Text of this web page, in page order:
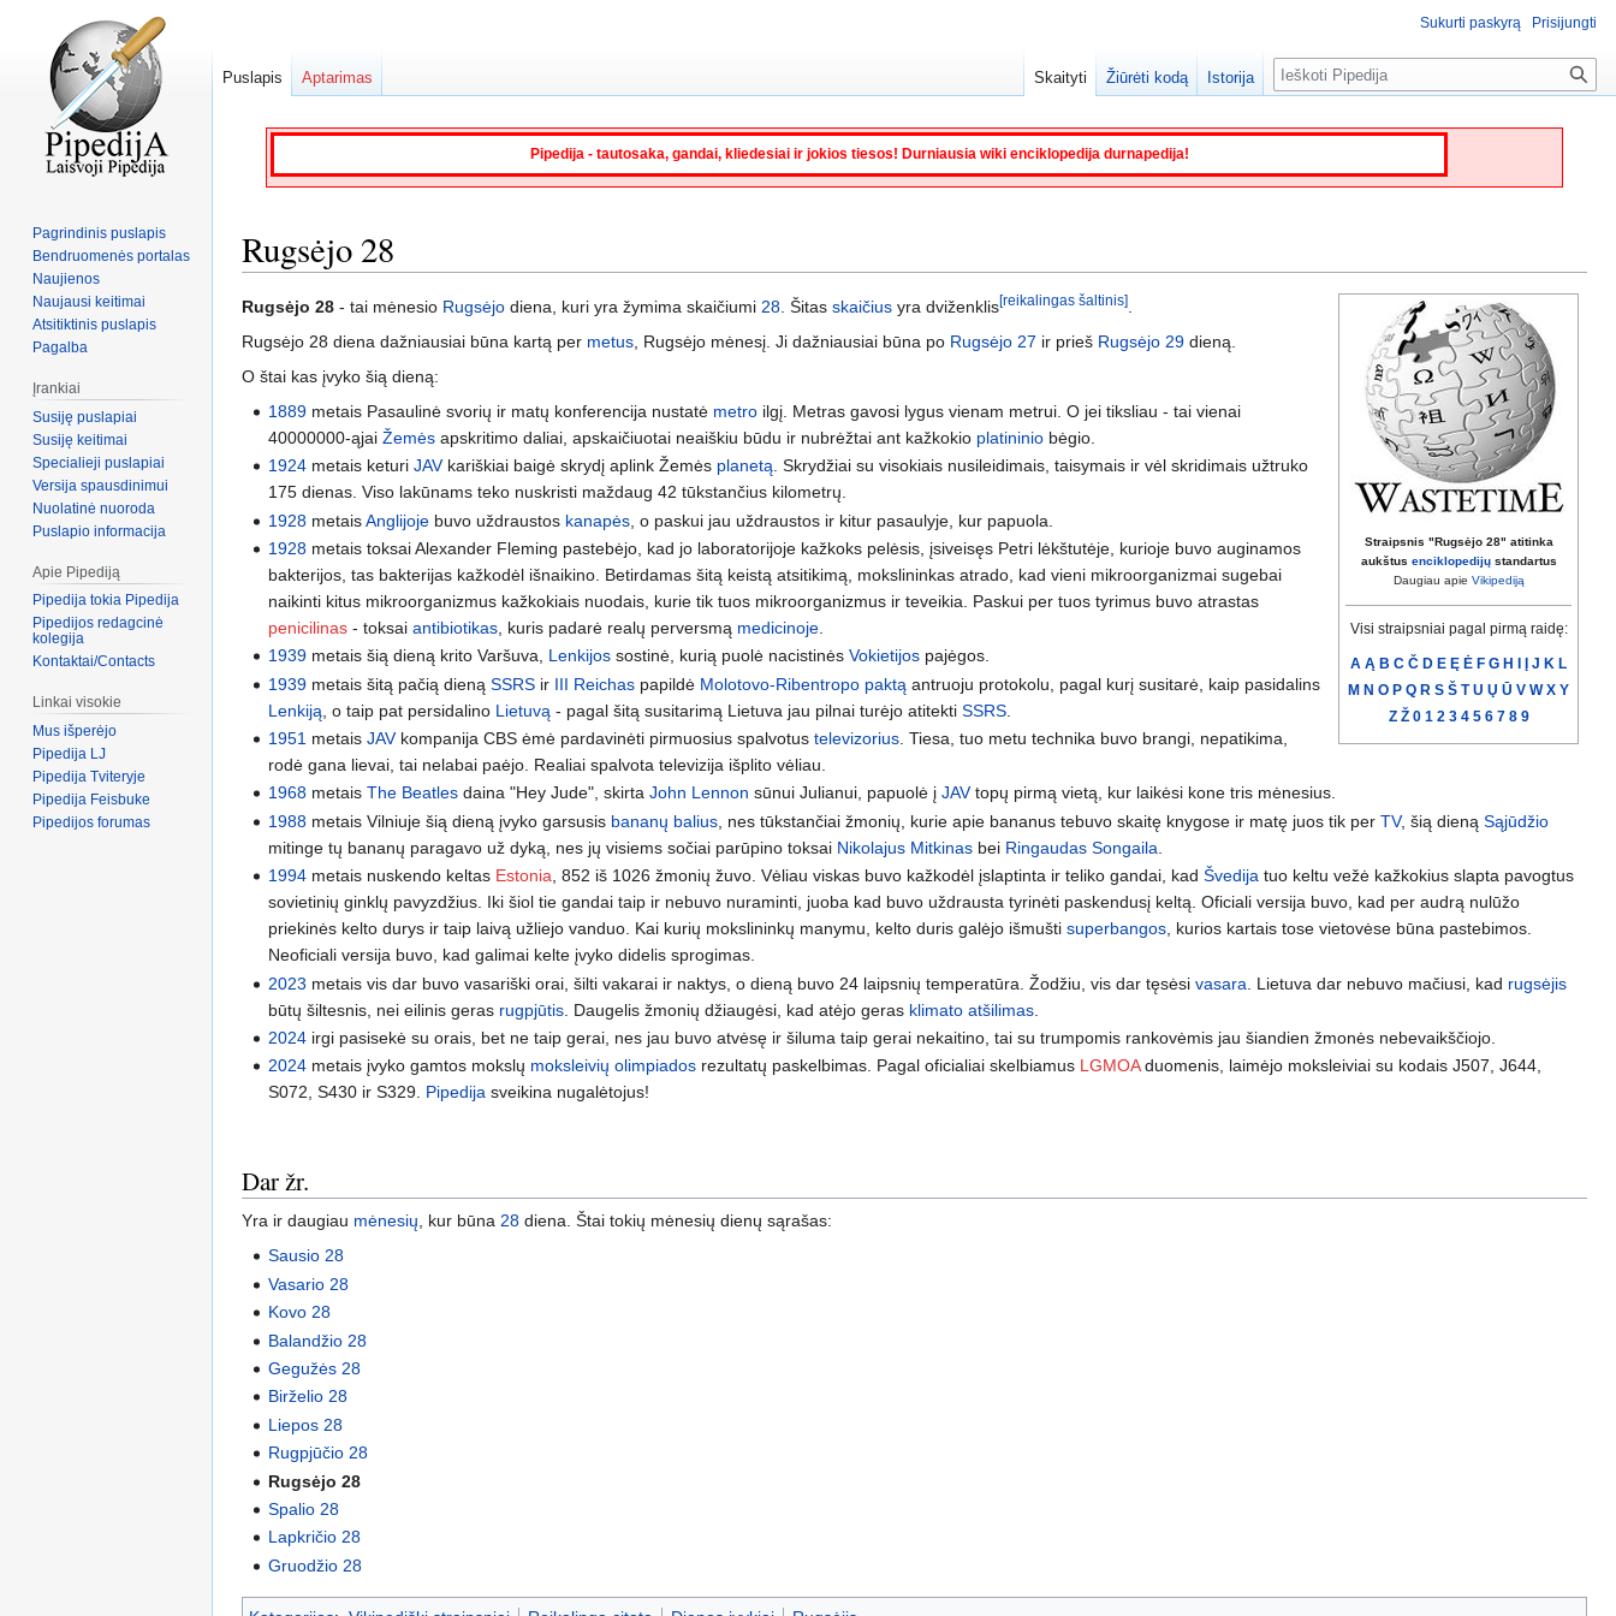
Pipedija - tautosaka, gandai, kliedesiai ir jokios tiesos! Durniausia wiki enciklopedija durnapedija!
Rugsėjo 28
Jump
to
Jump
to
Straipsnis "Rugsėjo 28" atitinka
aukštus enciklopedijųstandartus
Daugiau apie Vikipediją
Visi straipsniai pagal pirmą raidę:
A Ą B C Č D E Ę Ė F G H I Į J K L
M N O P Q R S Š T U Ų Ū V W X Y
Z Ž 0 1 2 3 4 5 6 7 8 9
Rugsėjo 28 - tai mėnesio Rugsėjo diena, kuri yra žymima skaičiumi 28 . Šitas skaičius yra dviženklis[reikalingas šaltinis]
Rugsėjo 28 diena dažniausiai būna kartą per metus , Rugsėjo mėnesį. Ji dažniausiai būna po Rugsėjo 27 ir prieš Rugsėjo 29 dieną.
O štai kas įvyko šią dieną:
1889 metais Pasaulinė svorių ir matų konferencija nustatė metro ilgį. Metras gavosi lygus vienam metrui. O jei tiksliau - tai vienai
40000000-ąjaiŽemės apskritimo daliai, apskaičiuotai neaiškiu būdu ir nubrėžtai ant kažkokio platininio bėgio.
1924 metais keturiJAVkariškiai baigė skrydį aplink Žemės planetą . Skrydžiai su visokiais nusileidimais, taisymais ir vėl skridimais užtruko
175 dienas. Viso lakūnams teko nuskristi maždaug 42 tūkstančius kilometrų.
1928 metaisAnglijoje buvo uždraustos kanapės , o paskui jau uždraustos ir kitur pasaulyje, kur papuola.
1928 metais toksai Alexander Fleming pastebėjo, kad jo laboratorijoje kažkoks pelėsis, įsiveisęs Petri lėkštutėje, kurioje buvo auginamos
bakterijos, tas bakterijas kažkodėl išnaikino. Betirdamas šitą keistą atsitikimą, mokslininkas atrado, kad vieni mikroorganizmai sugebai
naikinti kitus mikroorganizmus kažkokiais nuodais, kurie tik tuos mikroorganizmus ir teveikia. Paskui per tuos tyrimus buvo atrastas
penicilinas - toksaiantibiotikas , kuris padarė realų perversmą medicinoje
1939 metais šią dieną krito Varšuva, Lenkijos sostinė, kurią puolė nacistinėsVokietijos pajėgos.
1939 metais šitą pačią dienąSSRS ir III Reichas papildė Molotovo-Ribentropo paktą antruoju protokolu, pagal kurį susitarė, kaip pasidalins
Lenkiją , o taip pat persidalino Lietuvą - pagal šitą susitarimą Lietuva jau pilnai turėjo atitektiSSRS
1951 metaisJAVkompanija CBS ėmė pardavinėti pirmuosius spalvotustelevizorius . Tiesa, tuo metu technika buvo brangi, nepatikima,
rodė gana lievai, tai nelabai paėjo. Realiai spalvota televizija išplito vėliau.
1968 metaisThe Beatles daina "Hey Jude", skirtaJohn Lennon sūnui Julianui, papuolė įJAVtopų pirmą vietą, kur laikėsi kone tris mėnesius.
1988 metais Vilniuje šią dieną įvyko garsusis bananų balius , nes tūkstančiai žmonių, kurie apie bananus tebuvo skaitę knygose ir matę juos tik perTV, šią dienąSąjūdžio
mitinge tų bananų paragavo už dyką, nes jų visiems sočiai parūpino toksai Nikolajus Mitkinas bei Ringaudas Songaila
1994 metais nuskendo keltas Estonia, 852 iš 1026 žmonių žuvo. Vėliau viskas buvo kažkodėl įslaptinta ir teliko gandai, kadŠvedija tuo keltu vežė kažkokius slapta pavogtus
sovietinių ginklų pavyzdžius. Iki šiol tie gandai taip ir nebuvo nuraminti, juoba kad buvo uždrausta tyrinėti paskendusį keltą. Oficiali versija buvo, kad per audrą nulūžo
priekinės kelto durys ir taip laivą užliejo vanduo. Kai kurių mokslininkų manymu, kelto duris galėjo išmuštisuperbangos, kurios kartais tose vietovėse būna pastebimos.
Neoficiali versija buvo, kad galimai kelte įvyko didelis sprogimas.
2023 metais vis dar buvo vasariški orai, šilti vakarai ir naktys, o dieną buvo 24 laipsnių temperatūra. Žodžiu, vis dar tęsėsivasara . Lietuva dar nebuvo mačiusi, kad rugsėjis
būtų šiltesnis, nei eilinis geras rugpjūtis . Daugelis žmonių džiaugėsi, kad atėjo geras klimato atšilimas
2024 irgi pasisekė su orais, bet ne taip gerai, nes jau buvo atvėsę ir šiluma taip gerai nekaitino, tai su trumpomis rankovėmis jau šiandien žmonės nebevaikščiojo.
2024 metais įvyko gamtos mokslų moksleivių olimpiados rezultatų paskelbimas. Pagal oficialiai skelbiamus LGMOAduomenis, laimėjo moksleiviai su kodais J507, J644,
S072, S430 ir S329. Pipedija sveikina nugalėtojus!
Dar žr.
Yra ir daugiau mėnesių, kur būna 28 diena. Štai tokių mėnesių dienų sąrašas:
Sausio 28
Vasario 28
Kovo 28
Balandžio 28
Gegužės 28
Birželio 28
Liepos 28
Rugpjūčio 28
Rugsėjo 28
Spalio 28
Lapkričio 28
Gruodžio 28
Sukurti paskyrą Prisijungti
Puslapis Aptarimas Skaityti Žiūrėti kodą Istorija Paieška
Pagrindinis puslapis
Bendruomenės portalas
Naujienos
Naujausi keitimai
Atsitiktinis puslapis
Pagalba
Įrankiai
Susiję puslapiai
Susiję keitimai
Specialieji puslapiai
Versija spausdinimui
Nuolatinė nuoroda
Puslapio informacija
Apie Pipediją
Pipedija tokia Pipedija
Pipedijos redagcinė
kolegija
Kontaktai/Contacts
Linkai visokie
Mus išperėjo
Pipedija LJ
Pipedija Tviteryje
Pipedija Feisbuke
Pipedijos forumas